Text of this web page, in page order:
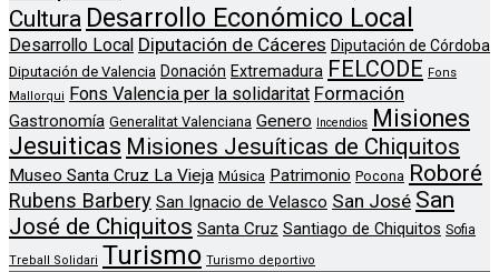
Cultura Desarrollo Económico Local
Desarrollo Local Diputación de Cáceres Diputación de Córdoba
Diputación de Valencia Donación Extremadura FELCODE Fons
Mallorqui Fons Valencia per la solidaritat Formación
Gastronomía Generalitat Valenciana Genero Incendios Misiones
Jesuiticas Misiones Jesuíticas de Chiquitos
Museo Santa Cruz La Vieja Música Patrimonio Pocona Roboré
Rubens Barbery San Ignacio de Velasco San José San
José de Chiquitos Santa Cruz Santiago de Chiquitos Sofia
Treball Solidari Turismo Turismo deportivo